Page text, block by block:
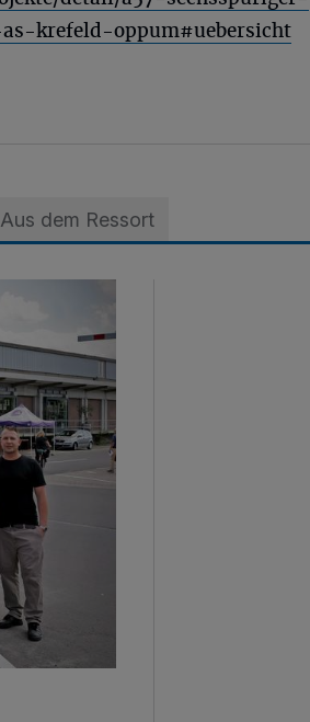
krefeld-oppum#uebersicht
Aus dem Ressort